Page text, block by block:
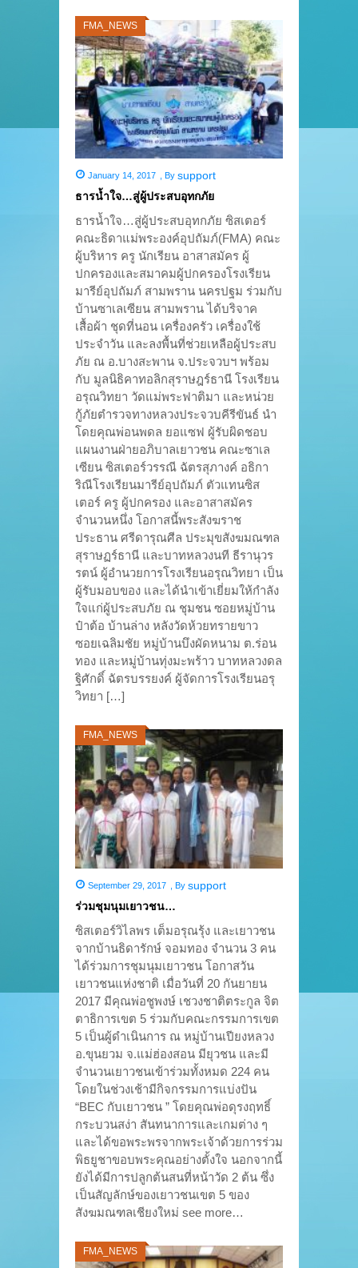
FMA_NEWS
January 14, 2017 , By support
ธารน้ำใจ…สู่ผู้ประสบอุทกภัย
ธารน้ำใจ…สู่ผู้ประสบอุทกภัย ซิสเตอร์
คณะธิดาแม่พระองค์อุปถัมภ์(FMA) คณะ
ผู้บริหาร ครู นักเรียน อาสาสมัคร ผู้
ปกครองและสมาคมผู้ปกครองโรงเรียน
มารีย์อุปถัมภ์ สามพราน นครปฐม ร่วมกับ
บ้านซาเลเซียน สามพราน ได้บริจาค
เสื้อผ้า ชุดที่นอน เครื่องครัว เครื่องใช้
ประจำวัน และลงพื้นที่ช่วยเหลือผู้ประสบ
ภัย ณ อ.บางสะพาน จ.ประจวบฯ พร้อม
กับ มูลนิธิคาทอลิกสุราษฎร์ธานี โรงเรียน
อรุณวิทยา วัดแม่พระฟาติมา และหน่วย
กู้ภัยตำรวจทางหลวงประจวบคีรีขันธ์ นำ
โดยคุณพ่อนพดล ยอแซฟ ผู้รับผิดชอบ
แผนงานฝ่ายอภิบาลเยาวชน คณะซาเล
เซียน ซิสเตอร์วรรณี ฉัตรสุภางค์ อธิกา
ริณีโรงเรียนมารีย์อุปถัมภ์ ตัวแทนซิส
เตอร์ ครู ผู้ปกครอง และอาสาสมัคร
จำนวนหนึ่ง โอกาสนี้พระสังฆราช
ประธาน ศรีดารุณศีล ประมุขสังฆมณฑล
สุราษฏร์ธานี และบาทหลวงนที ธีรานุวร
รตน์ ผู้อำนวยการโรงเรียนอรุณวิทยา เป็น
ผู้รับมอบของ และได้นำเข้าเยี่ยมให้กำลัง
ใจแก่ผู้ประสบภัย ณ ชุมชน ซอยหมู่บ้าน
ป๋าต้อ บ้านล่าง หลังวัดห้วยทรายขาว
ซอยเฉลิมชัย หมู่บ้านบึงผัดหนาม ต.ร่อน
ทอง และหมู่บ้านทุ่งมะพร้าว บาทหลวงดล
ฐิศักดิ์ ฉัตรบรรยงค์ ผู้จัดการโรงเรียนอรุ
วิทยา […]
FMA_NEWS
September 29, 2017 By support
ร่วมชุมนุมเยาวชน…
ซิสเตอร์วิไลพร เต็มอรุณรุ้ง และเยาวชน
จากบ้านธิดารักษ์ จอมทอง จำนวน 3 คน
ได้ร่วมการชุมนุมเยาวชน โอกาสวัน
เยาวชนแห่งชาติ เมื่อวันที่ 20 กันยายน
2017 มีคุณพ่อชูพงษ์ เชวงชาติตระกูล จิต
ตาธิการเขต 5 ร่วมกับคณะกรรมการเขต
5 เป็นผู้ดำเนินการ ณ หมู่บ้านเปียงหลวง
อ.ขุนยวม จ.แม่ฮ่องสอน มียุวชน และมี
จำนวนเยาวชนเข้าร่วมทั้งหมด 224 คน
โดยในช่วงเช้ามีกิจกรรมการแบ่งปัน
“BEC กับเยาวชน ” โดยคุณพ่อดุรงฤทธิ์
กระบวนสง่า สันทนาการและเกมต่าง ๆ
และได้ขอพระพรจากพระเจ้าด้วยการร่วม
พิธยูชาขอบพระคุณอย่างตั้งใจ นอกจากนี้
ยังได้มีการปลูกต้นสนที่หน้าวัด 2 ต้น ซึ่ง
เป็นสัญลักษ์ของเยาวชนเขต 5 ของ
สังฆมณฑลเชียงใหม่ see more…
FMA_NEWS